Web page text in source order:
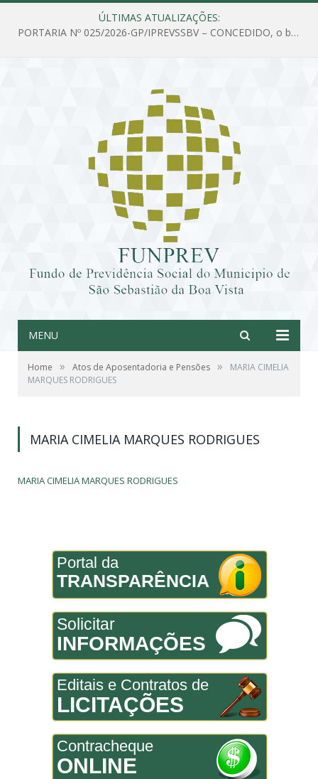
ÚLTIMAS ATUALIZAÇÕES:
PORTARIA Nº 025/2026-GP/IPREVSSBV – CONCEDIDO, o benefício de PENSÃO a MARIA ESTELA DOS SANTOS SOUZA
MENU
Home » Atos de Aposentadoria e Pensões »
MARIA CIMELIA
MARQUES RODRIGUES
MARIA CIMELIA MARQUES RODRIGUES
MARIA CIMELIA MARQUES RODRIGUES
Portal da
TRANSPARÊNCIA
Solicitar
INFORMAÇÕES
Editais e Contratos de
LICITAÇÕES
Contracheque
ONLINE